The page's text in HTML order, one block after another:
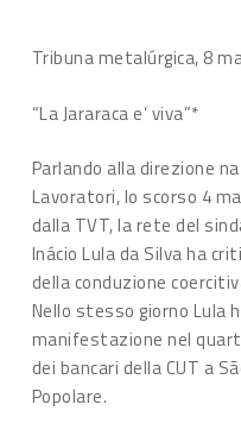
Tribuna metalúrgica, 8
“La Jararaca e’ viva”*
Parlando alla direzione
Lavoratori, lo scorso 4
dalla TVT, la rete del
Inácio Lula da Silva ha
della conduzione
Nello stesso giorno Lula
manifestazione nel
dei bancari della CUT a
Popolare.